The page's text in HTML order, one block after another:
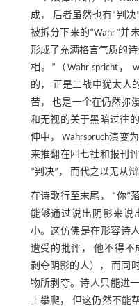
成， 后者虽然也有“判决
被拆分下来的“Wahr”并
形成了充满格言气质的
相。”（Wahr spricht，
的， 正是二战中犹太人
苦， 也是一个在仍然弥
和无视的关于黑暗过往
伸中， Wahrspruch演变
来推翻在四七社和报刊
“判决”， 而代之以无从辩
在诗歌行至末尾， “你”
能够通过说出阴影来说
小。这仿佛是在形容诗
遭受的批评， 他不得不
剥夺阴影的人）， 而同
物所剥夺。诗人只能进
上攀爬， 但这仍然不能